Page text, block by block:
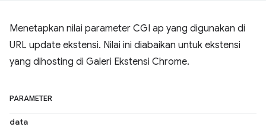
Menetapkan nilai parameter CGI ap yang digunakan di
URL update ekstensi. Nilai ini diabaikan untuk ekstensi
yang dihosting di Galeri Ekstensi Chrome.
PARAMETER
data